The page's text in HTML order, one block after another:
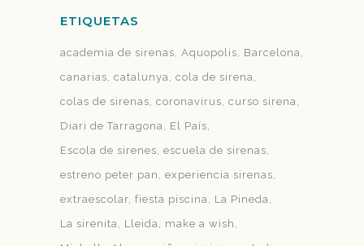
ETIQUETAS
academia de sirenas Aquopolis
Barcelona
canarias catalunya cola de sirena
colas de sirenas coronavirus curso sirena
Diari de Tarragona
El País
Escola de sirenes escuela de sirenas
estreno peter pan
experiencia sirenas
extraescolar fiesta piscina
La Pineda
La sirenita
Lleida
make a wish